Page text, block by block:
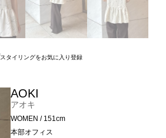
スタイリングをお気に入り登録
AOKI
アオキ
WOMEN / 151cm
本部オフィス